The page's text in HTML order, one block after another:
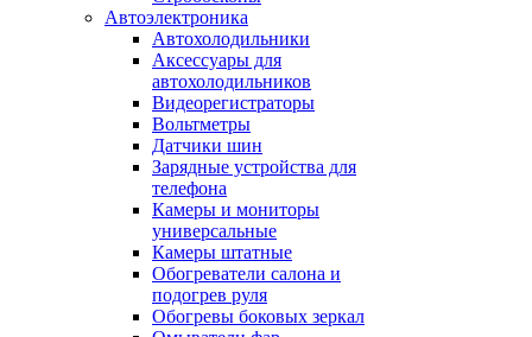
Автоэлектроника
Автохолодильники
Аксессуары для
автохолодильников
Видеорегистраторы
Вольтметры
Датчики шин
Зарядные устройства для
телефона
Камеры и мониторы
универсальные
Камеры штатные
Обогреватели салона и
подогрев руля
Обогревы боковых зеркал